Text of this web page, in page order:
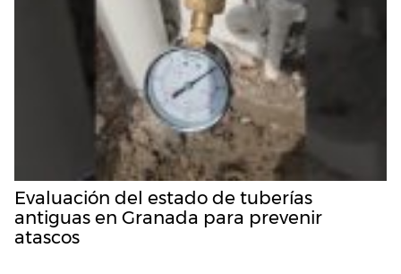
Evaluación del estado de tuberías
antiguas en Granada para prevenir
atascos